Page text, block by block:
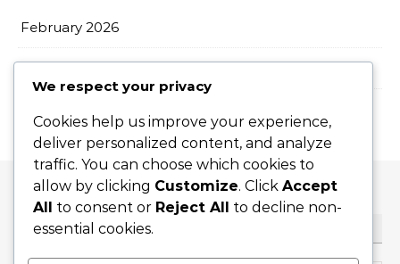
February 2026
January 2026
We respect your privacy
Cookies help us improve your experience,
deliver personalized content, and analyze
traffic. You can choose which cookies to
allow by clicking Customize. Click Accept
All to consent or Reject All to decline non-
essential cookies.